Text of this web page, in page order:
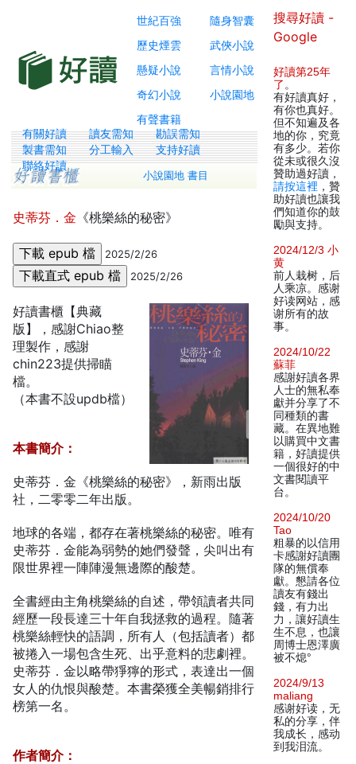
世紀百強
隨身智囊
歷史煙雲
武俠小說
懸疑小說
言情小說
奇幻小說
小說園地
有聲書籍
有關好讀 讀友需知
勘誤需知
製書需知
分工輸入
支持好讀
聯絡好讀
小說園地 書目
史蒂芬．金 《桃樂絲的秘密》
2025/2/26
2025/2/26
好讀書櫃【典藏
版】，感謝Chiao整
理製作，感謝
chin223提供掃瞄
檔。
（本書不設updb檔）
本書簡介：
史蒂芬．金《桃樂絲的秘密》，新雨出版
社，二零零二年出版。
地球的各端，都存在著桃樂絲的秘密。唯有
史蒂芬．金能為弱勢的她們發聲，尖叫出有
限世界裡一陣陣漫無邊際的酸楚。
全書經由主角桃樂絲的自述，帶領讀者共同
經歷一段長達三十年自我拯救的過程。隨著
桃樂絲輕快的語調，所有人（包括讀者）都
被捲入一場包含生死、出乎意料的悲劇裡。
史蒂芬．金以略帶猙獰的形式，表達出一個
女人的仇恨與酸楚。本書榮獲全美暢銷排行
榜第一名。
作者簡介：
搜尋好讀 -
Google
好讀第25年
了 。
有好讀真好，
有你也真好。
但不知遍及各
地的你，究竟
有多少。若你
從未或很久沒
贊助過好讀，
請按這裡 ，贊
助好讀也讓我
們知道你的鼓
勵與支持。
2024/12/3 小
黄
前人栽树，后
人乘凉。感谢
好读网站，感
谢所有的故
事。
2024/10/22
蘇菲
感謝好讀各界
人士的無私奉
獻并分享了不
同種類的書
藏。在異地難
以購買中文書
籍，好讀提供
一個很好的中
文書閱讀平
台。
2024/10/20
Tao
粗暴的以信用
卡感謝好讀團
隊的無償奉
獻。懇請各位
讀友有錢出
錢，有力出
力，讓好讀生
生不息，也讓
周博士恩澤廣
被不熄°
2024/9/13
maliang
感谢好读，无
私的分享，伴
我成长，感动
到我泪流。